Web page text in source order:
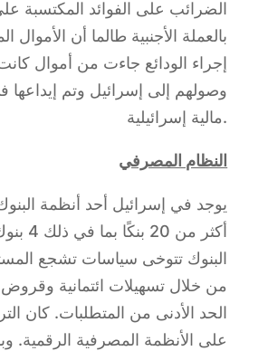
الضرائب على الفوائد المكتسبة
بالعملة الأجنبية طالما أن
إجراء الودائع جاءت من أموال
وصولهم إلى إسرائيل وتم
مالية إسرائيلية.
النظام المصرفي
يوجد في إسرائيل أحد أنظمة
أكثر من
البنوك تتوخى سياسات تشجع
من خلال تسهيلات ائتمانية
الحد الأدنى من المتطلبات. كان
على الأنظمة المصرفية الرقمية.